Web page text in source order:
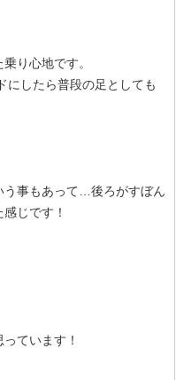
り心地です。
にしたら普段の足としても
う事もあって…後ろがすぼん
じです！
ています！